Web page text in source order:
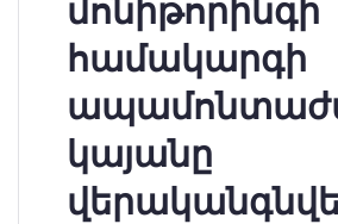
մոնիթորինգի
համակարգի
կայանը